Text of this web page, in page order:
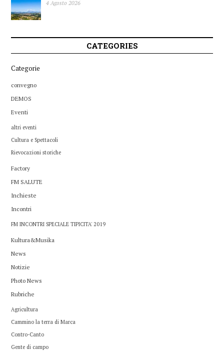
4 Agosto 2026
CATEGORIES
Categorie
convegno
DEMOS
Eventi
altri eventi
Cultura e Spettacoli
Rievocazioni storiche
Factory
FM SALUTE
Inchieste
Incontri
FM INCONTRI SPECIALE TIPICITA' 2019
Kultura&Musika
News
Notizie
Photo News
Rubriche
Agricultura
Cammino la terra di Marca
Contro-Canto
Gente di campo